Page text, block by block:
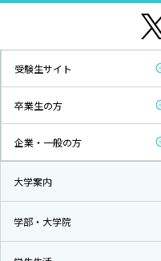
受験生サイト
卒業生の方
企業・一般の方
大学案内
学部・大学院